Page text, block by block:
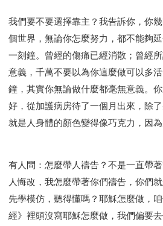
我們要不要選擇靠主？我告訴你，你
個世界，無論你怎麼努力，都不能夠
一刻鐘。曾經的傷痛已經消散；曾經
意義，千萬不要以為你這麼做可以多
鐘，其實你無論做什麼都毫無意義。
好，從加護病房待了一個月出來，除
就是人身體的顏色變得像巧克力，因為
有人問：怎麼帶人禱告？不是一直帶
人悔改，我怎麼帶著你們禱告，你們
先學模仿，聽得懂嗎？耶穌怎麼做，
經》裡頭沒寫耶穌怎麼做，我們偏要